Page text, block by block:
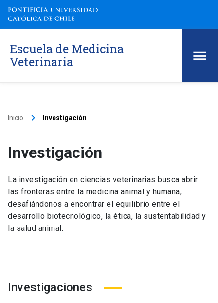
Escuela de Medicina
Veterinaria
Inicio keyboard_arrow_right Investigación
Investigación
La investigación en ciencias veterinarias busca abrir
las fronteras entre la medicina animal y humana,
desafiándonos a encontrar el equilibrio entre el
desarrollo biotecnológico, la ética, la sustentabilidad y
la salud animal.
Investigaciones